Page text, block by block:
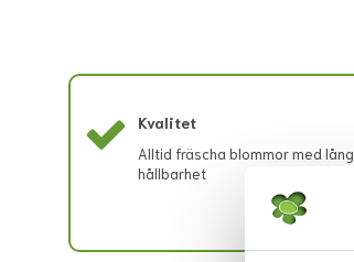
Kvalitet
Alltid fräscha blommor med lång
hållbarhet